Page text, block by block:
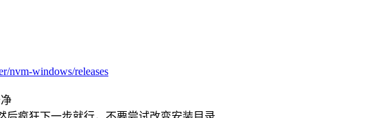
nvm-windows/releases